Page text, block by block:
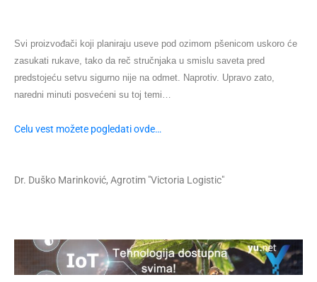
Svi proizvođači koji planiraju useve pod ozimom pšenicom uskoro će
zasukati rukave, tako da reč stručnjaka u smislu saveta pred
predstojeću setvu sigurno nije na odmet. Naprotiv. Upravo zato,
naredni minuti posvećeni su toj temi…
Celu vest možete pogledati ovde…
Dr. Duško Marinković, Agrotim "Victoria Logistic"